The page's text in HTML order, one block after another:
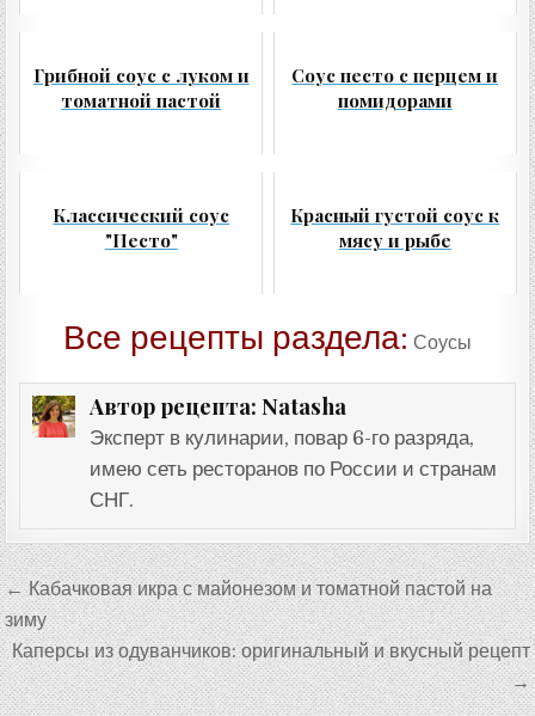
Грибной соус с луком и
томатной пастой
Соус песто с перцем и
помидорами
Классический соус
"Песто"
Красный густой соус к
мясу и рыбе
Все рецепты раздела: Соусы
Автор рецепта: Natasha
Эксперт в кулинарии, повар 6-го разряда,
имею сеть ресторанов по России и странам
СНГ.
Навигация
по
записям
← Кабачковая икра с майонезом и томатной пастой на
зиму
Каперсы из одуванчиков: оригинальный и вкусный рецепт
→